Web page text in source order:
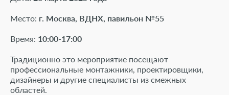
Технологии передачи данных
Дилерам
Специалистам
Специалистам
Программное обеспечение
Место: г. Москва, ВДНХ, павильон №55
Время: 10:00-17:00
Традиционно это мероприятие посещают
профессиональные монтажники, проектировщики,
дизайнеры и другие специалисты из смежных
областей.